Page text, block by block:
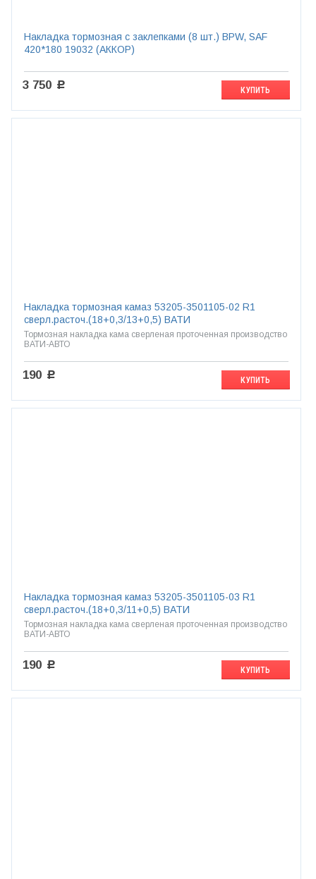
Накладка тормозная с заклепками (8 шт.) BPW, SAF
420*180 19032 (АККОР)
3 750 c
КУПИТЬ
Накладка тормозная камаз 53205-3501105-02 R1
сверл.расточ.(18+0,3/13+0,5) ВАТИ
Тормозная накладка кама сверленая проточенная производство
ВАТИ-АВТО
190 c
КУПИТЬ
Накладка тормозная камаз 53205-3501105-03 R1
сверл.расточ.(18+0,3/11+0,5) ВАТИ
Тормозная накладка кама сверленая проточенная производство
ВАТИ-АВТО
190 c
КУПИТЬ